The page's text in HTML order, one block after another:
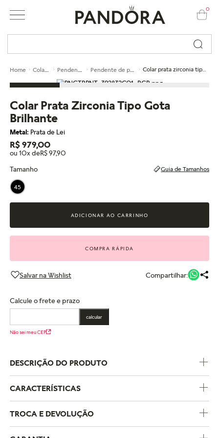
0
Busque por nome ou código...
Home Pendente de prata Colar prata zirconia tipo gota brilhante
Colar Prata Zirconia Tipo Gota
Brilhante
Metal: Prata de Lei
R$ 979,00
ou 10x deR$ 97,90
Tamanho
Guia de Tamanhos
45
ADICIONAR AO CARRINHO
COMPRA RÁPIDA
Compartilhar:
Calcule o frete e prazo
calcular
Não sei meu CEP
DESCRIÇÃO DO PRODUTO
CARACTERÍSTICAS
Coleção
Pandora Timeless
TROCA E DEVOLUÇÃO